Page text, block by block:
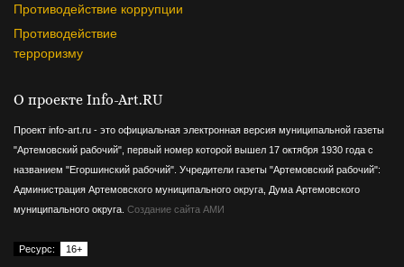
Противодействие коррупции
Противодействие
терроризму
О проекте Info-Art.RU
Проект info-art.ru - это официальная электронная версия муниципальной газеты
"Артемовский рабочий", первый номер которой вышел 17 октября 1930 года с
названием "Егоршинский рабочий". Учредители газеты "Артемовский рабочий":
Администрация Артемовского муниципального округа, Дума Артемовского
муниципального округа. Создание сайта АМИ
Ресурс: 16+